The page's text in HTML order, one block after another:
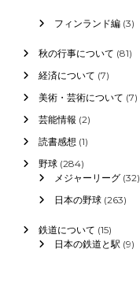
フィンランド編 (3)
秋の行事について (81)
経済について (7)
美術・芸術について (7)
芸能情報 (2)
読書感想 (1)
野球 (284)
メジャーリーグ (32)
日本の野球 (263)
鉄道について (15)
日本の鉄道と駅 (9)